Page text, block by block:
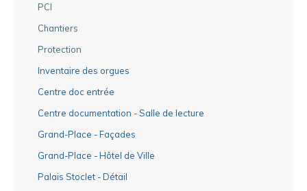
PCI
Chantiers
Protection
Inventaire des orgues
Centre doc entrée
Centre documentation - Salle de lecture
Grand-Place - Façades
Grand-Place - Hôtel de Ville
Palais Stoclet - Détail